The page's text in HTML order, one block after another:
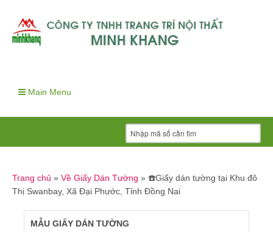
Main Menu
Trang chủ » Về Giấy Dán Tường » ☎️Giấy dán tường tại Khu đô
Thị Swanbay, Xã Đại Phước, Tỉnh Đồng Nai
MẪU GIẤY DÁN TƯỜNG